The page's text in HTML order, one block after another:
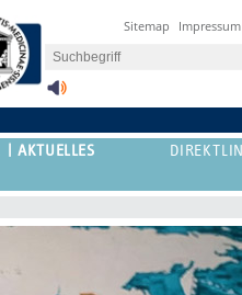
Sitemap Impressum
AKTUELLES